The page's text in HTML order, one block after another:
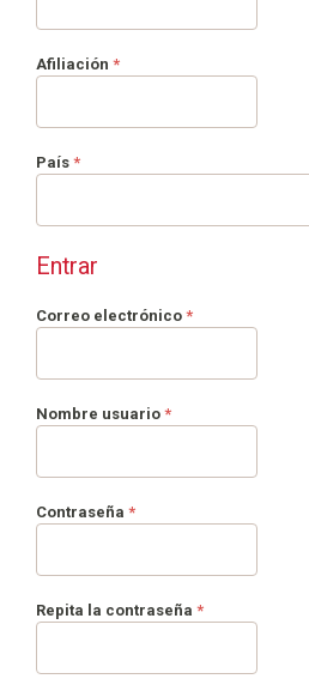
Afiliación *Obligatorio
País *Obligatorio
Entrar
Correo electrónico *Obligatorio
Nombre usuario *Obligatorio
Contraseña *Obligatorio
Repita la contraseña *Obligatorio